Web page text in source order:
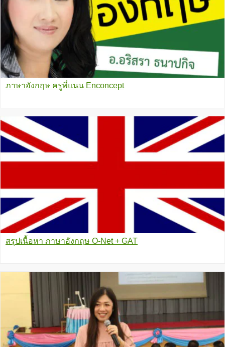
ภาษาอังกฤษ ครูพี่แนน Enconcept
สรุปเนื้อหา ภาษาอังกฤษ O-Net + GAT